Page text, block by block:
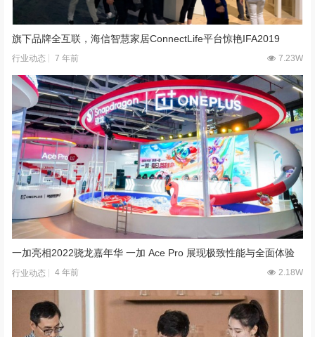
旗下品牌全互联，海信智慧家居ConnectLife平台惊艳IFA2019
行业动态 7 年前 7.23W
一加亮相2022骁龙嘉年华 一加 Ace Pro 展现极致性能与全面体验
行业动态 4 年前 2.18W